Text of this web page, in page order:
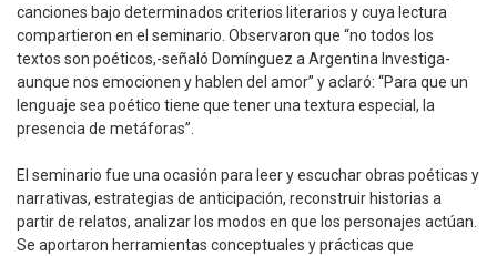
canciones bajo determinados criterios literarios y cuya lectura
compartieron en el seminario. Observaron que “no todos los
textos son poéticos,-señaló Domínguez a Argentina Investiga-
aunque nos emocionen y hablen del amor” y aclaró: “Para que un
lenguaje sea poético tiene que tener una textura especial, la
presencia de metáforas”.
El seminario fue una ocasión para leer y escuchar obras poéticas y
narrativas, estrategias de anticipación, reconstruir historias a
partir de relatos, analizar los modos en que los personajes actúan.
Se aportaron herramientas conceptuales y prácticas que